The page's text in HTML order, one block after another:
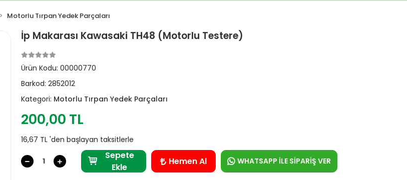
Motorlu Tırpan Yedek Parçaları
İp Makarası Kawasaki TH48 (Motorlu Testere)
Ürün Kodu:00000770
Barkod:2852012
Kategori: Motorlu Tırpan Yedek Parçaları
200,00 TL
16,67 TL 'den başlayan taksitlerle
Sepete
Ekle
Hemen Al WHATSAPP İLE SİPARİŞ VER